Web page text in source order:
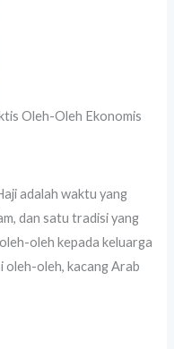
Oleh-Oleh Ekonomis
adalah waktu yang
dan satu tradisi yang
oleh kepada keluarga
oleh-oleh, kacang Arab